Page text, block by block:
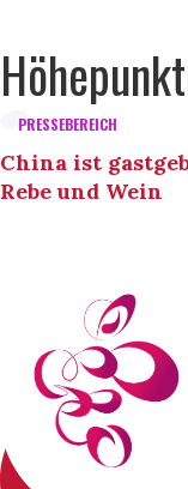
PRESSEBEREICH
China ist
Rebe und Wein